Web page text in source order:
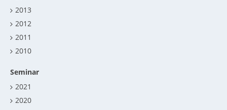
2013
2012
2011
2010
Seminar
2021
2020